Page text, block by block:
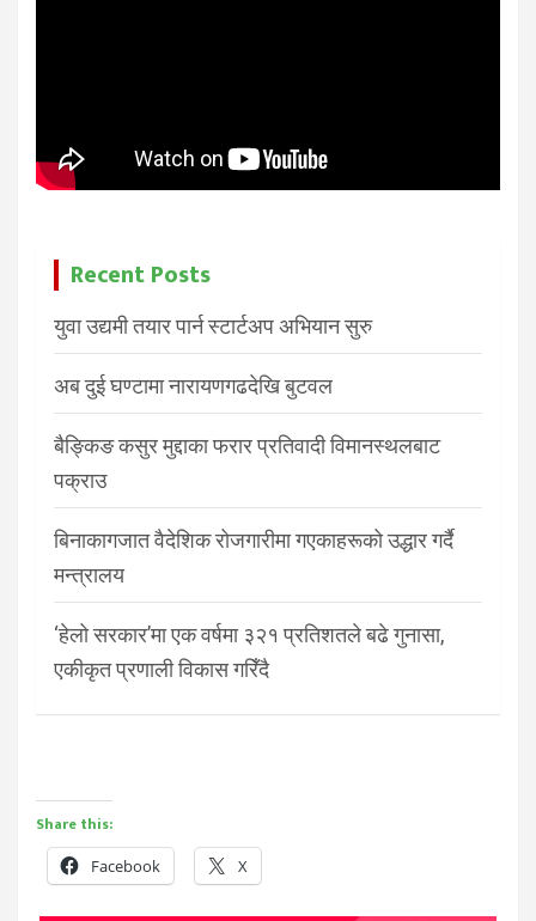
Recent Posts
युवा उद्यमी तयार पार्न स्टार्टअप अभियान सुरु
अब दुई घण्टामा नारायणगढदेखि बुटवल
बैङ्किङ कसुर मुद्दाका फरार प्रतिवादी विमानस्थलबाट
पक्राउ
बिनाकागजात वैदेशिक रोजगारीमा गएकाहरूको उद्धार गर्दै
मन्त्रालय
‘हेलो सरकार’मा एक वर्षमा ३२१ प्रतिशतले बढे गुनासा,
एकीकृत प्रणाली विकास गरिँदै
Share this:
Facebook X